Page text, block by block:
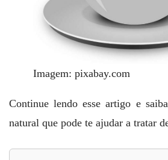
Imagem: pixabay.com
Continue lendo esse artigo e
natural que pode te ajudar a tratar